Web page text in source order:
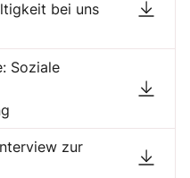
bei uns
Soziale
zur